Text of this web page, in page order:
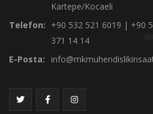
Kartepe/Kocaeli
Telefon: +90 532 521 6019 | +90
371 14 14
E-Posta: